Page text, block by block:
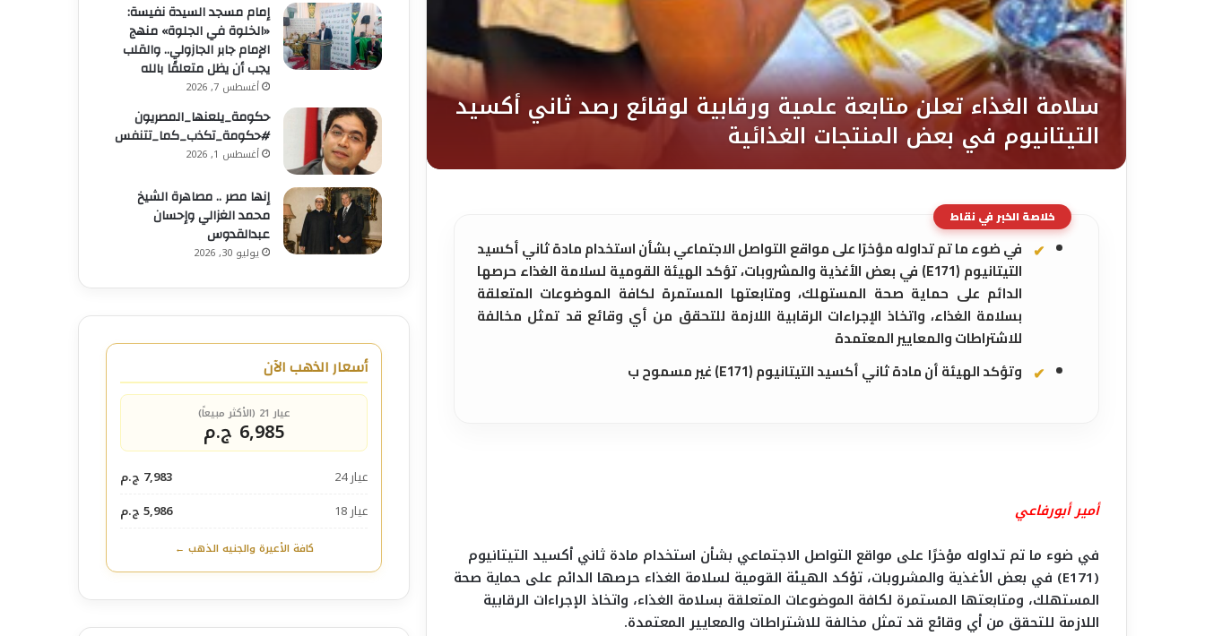
خلاصة الخبر في نقاط
في ضوء ما تم تداوله مؤخرًا على مواقع التواصل الاجتماعي بشأن استخدام مادة ثاني أكسيد
التيتانيوم (E171) في بعض الأغذية والمشروبات، تؤكد الهيئة القومية لسلامة الغذاء حرصها
الدائم على حماية صحة المستهلك، ومتابعتها المستمرة لكافة الموضوعات المتعلقة
بسلامة الغذاء، واتخاذ الإجراءات الرقابية اللازمة للتحقق من أي وقائع قد تمثل مخالفة
للاشتراطات والمعايير المعتمدة
وتؤكد الهيئة أن مادة ثاني أكسيد التيتانيوم (E171) غير مسموح ب
أمير أبورفاعي
في ضوء ما تم تداوله مؤخرًا على مواقع التواصل الاجتماعي بشأن استخدام مادة ثاني أكسيد التيتانيوم
(E171) في بعض الأغذية والمشروبات، تؤكد الهيئة القومية لسلامة الغذاء حرصها الدائم على حماية صحة
المستهلك، ومتابعتها المستمرة لكافة الموضوعات المتعلقة بسلامة الغذاء، واتخاذ الإجراءات الرقابية
اللازمة للتحقق من أي وقائع قد تمثل مخالفة للاشتراطات والمعايير المعتمدة.
إمام مسجد السيدة نفيسة:
«الخلوة في الجلوة» منهج
الإمام جابر الجازولي.. والقلب
يجب أن يظل متعلقًا بالله
أغسطس 7, 2026
حكومة_يلعنها_المصريون
#حكومة_تكذب_كما_تتنفس
أغسطس 1, 2026
إنها مصر .. مصاهرة الشيخ
محمد الغزالي وإحسان
عبدالقدوس
يوليو 30, 2026
أسعار الذهب الآن
عيار 21 (الأكثر مبيعاً)
6,985 ج.م
عيار 24
7,983 ج.م
عيار 18
5,986 ج.م
كافة الأعيرة والجنيه الذهب ←